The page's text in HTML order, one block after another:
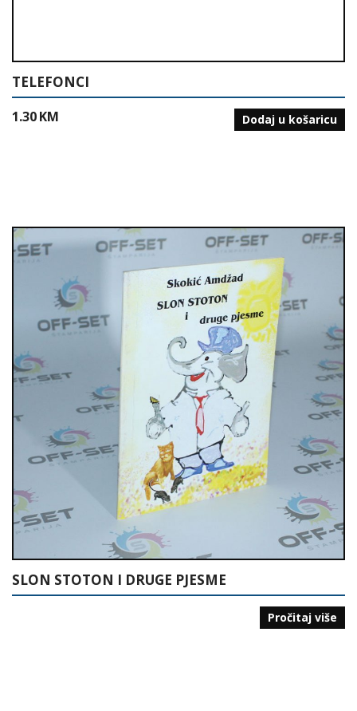
TELEFONCI
1.30KM Dodaj u košaricu
SLON STOTON I DRUGE PJESME
Pročitaj više